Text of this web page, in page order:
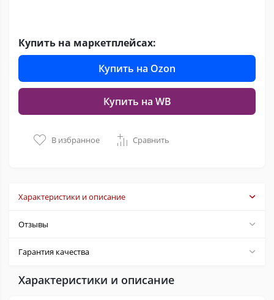
Купить на маркетплейсах:
Купить на Ozon
Купить на WB
В избранное Сравнить
Характеристики и описание
Отзывы
Гарантия качества
Характеристики и описание